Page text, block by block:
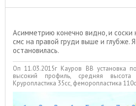
Асимметрию конечно видно, и соски
смс на правой груди выше и глубже.
остановилась.
Оп 11.03.2015г Кауров ВВ установка
высокий профиль, средняя
Круропластика 35сс, феморопластика